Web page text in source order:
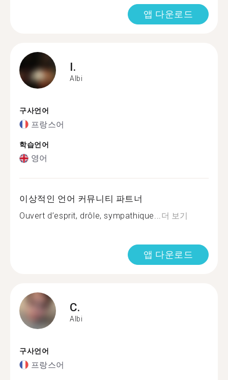
앱 다운로드
I.
Albi
구사언어
프랑스어
학습언어
영어
이상적인 언어 커뮤니티 파트너
Ouvert d’esprit, drôle, sympathique...더 보기
앱 다운로드
C.
Albi
구사언어
프랑스어